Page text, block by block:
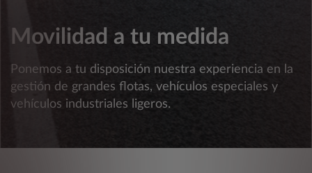
Movilidad a tu medida
Ponemos a tu disposición nuestra experiencia en la
gestión de grandes flotas, vehículos especiales y
vehículos industriales ligeros.